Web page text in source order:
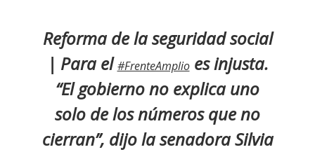
Reforma de la seguridad social
| Para el#FrenteAmplioes injusta.
“El gobierno no explica uno
solo de los números que no
cierran”, dijo la senadora Silvia